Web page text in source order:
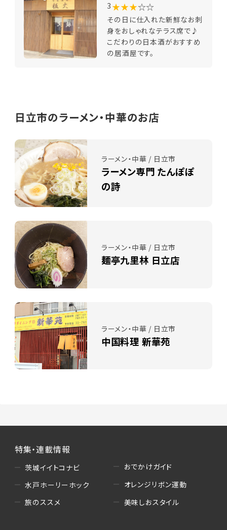
3 ★★★☆☆
その日に仕入れた新鮮なお刺
身をおしゃれなテラス席で♪
こだわりの日本酒がおすすめ
の居酒屋です。
日立市のラーメン・中華のお店
ラーメン・中華 / 日立市
ラーメン専門 たんぽぽ
の詩
ラーメン・中華 / 日立市
麺亭九里林 日立店
ラーメン・中華 / 日立市
中国料理 新華苑
特集・連載情報
茨城イイトコナビ
水戸ホーリーホック
旅のススメ
おでかけガイド
オレンジリボン運動
美味しおスタイル